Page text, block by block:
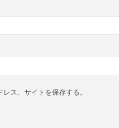
ス、サイトを保存する。